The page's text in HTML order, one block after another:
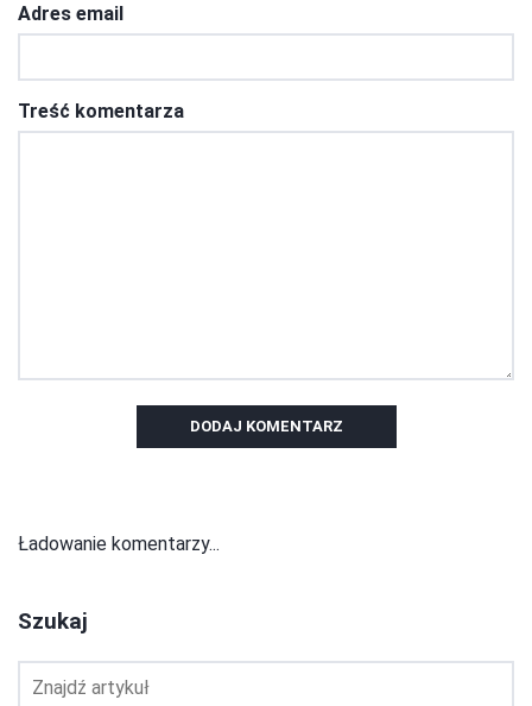
Adres email
Treść komentarza
DODAJ KOMENTARZ
Ładowanie komentarzy...
Szukaj